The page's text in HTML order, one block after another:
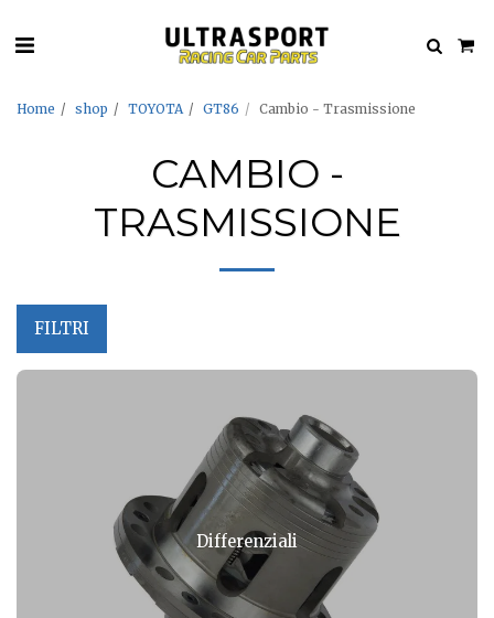
Home shop TOYOTA GT86 Cambio - Trasmissione
CAMBIO -
TRASMISSIONE
FILTRI
Differenziali